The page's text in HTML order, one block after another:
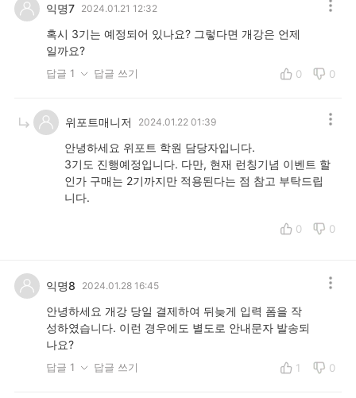
익명7 2024.01.21 12:32
혹시 3기는 예정되어 있나요? 그렇다면 개강은 언제
일까요?
답글 1 답글 쓰기 0 0
위포트매니저 2024.01.22 01:39
안녕하세요 위포트 학원 담당자입니다.
3기도 진행예정입니다. 다만, 현재 런칭기념 이벤트 할
인가 구매는 2기까지만 적용된다는 점 참고 부탁드립
니다.
0 0
익명8 2024.01.28 16:45
안녕하세요 개강 당일 결제하여 뒤늦게 입력 폼을 작
성하였습니다. 이런 경우에도 별도로 안내문자 발송되
나요?
답글 1 답글 쓰기 1 0